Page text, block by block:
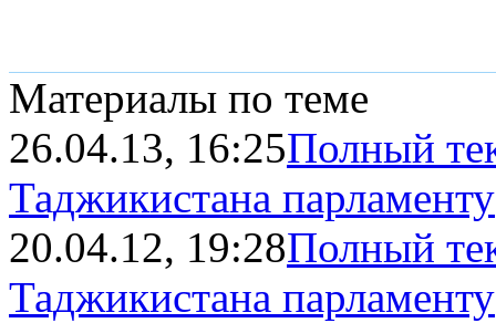
Материалы по теме
26.04.13, 16:25Полный
Таджикистана парламенту
20.04.12, 19:28Полный
Таджикистана парламенту